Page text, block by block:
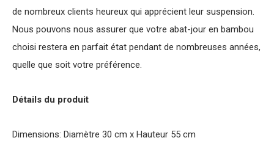
de nombreux clients heureux qui apprécient leur suspension.
Nous pouvons nous assurer que votre abat-jour en bambou
choisi restera en parfait état pendant de nombreuses années,
quelle que soit votre préférence.
Détails du produit
Dimensions: Diamètre 30 cm x Hauteur 55 cm